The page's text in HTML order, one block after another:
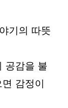
기의 따뜻
공감을 불
감정이